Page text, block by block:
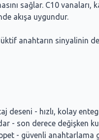
sağlar. C10
akışa uygundur.
anahtarın sinyalinin
deseni - hızlı, kolay
- son derece değişken
- güvenli anahtarlama